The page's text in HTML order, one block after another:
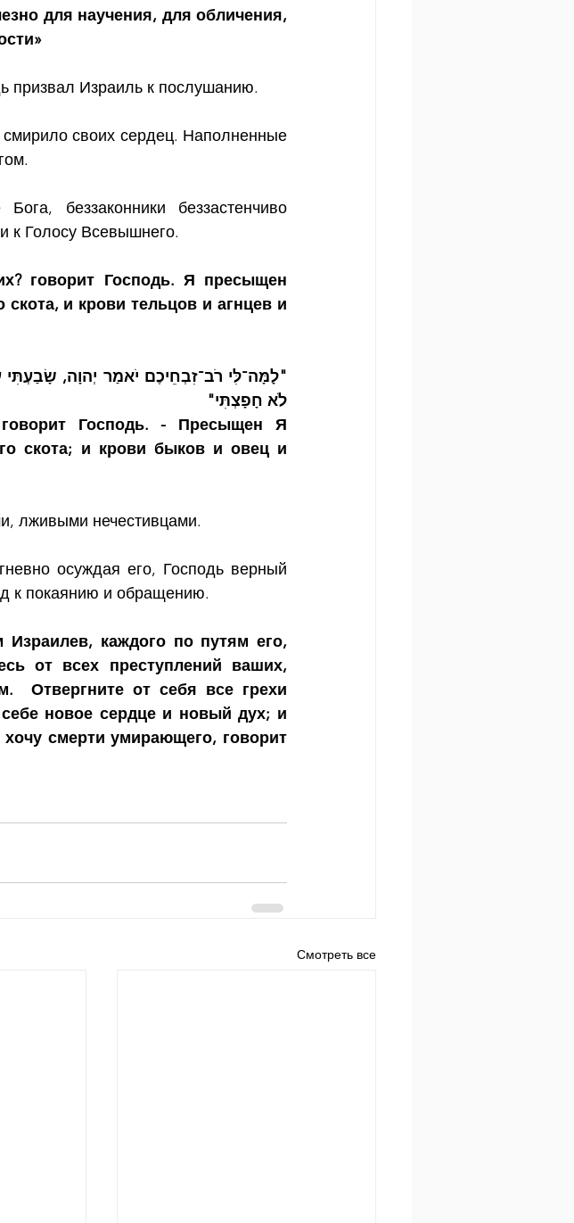
для научения, для обличения,
призвал Израиль к послушанию.
своих сердец. Наполненные
беззаконники беззастенчиво
к Голосу Всевышнего.
говорит Господь. Я пресыщен
и крови тельцов и агнцев и
לֹא חָפָצְתִּי"
Господь. - Пресыщен Я
скота; и крови быков и овец и
лживыми нечестивцами.
осуждая его, Господь верный
к покаянию и обращению.
каждого по путям его,
от всех преступлений ваших,
Отвергните от себя все грехи
новое сердце и новый дух; и
смерти умирающего, говорит
Смотреть все